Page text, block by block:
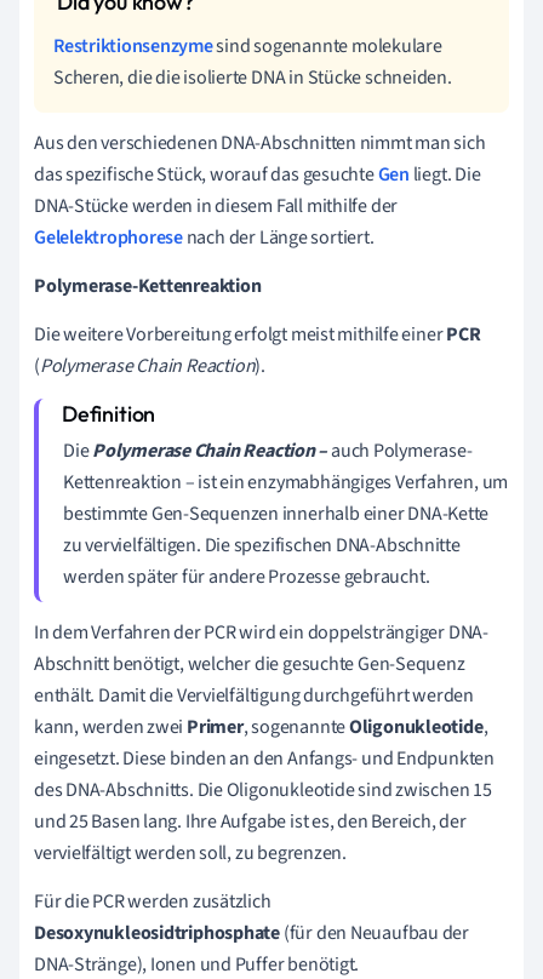
Restriktionsenzymesind sogenannte molekulare
Scheren, die die isolierte DNA in Stücke schneiden.
Aus den verschiedenen DNA-Abschnitten nimmt man sich
das spezifische Stück, worauf das gesuchteGen liegt. Die
DNA-Stücke werden in diesem Fall mithilfe der
Gelelektrophoresenach der Länge sortiert.
Polymerase-Kettenreaktion
Die weitere Vorbereitung erfolgt meist mithilfe einerPCR
(Polymerase Chain Reaction).
DiePolymerase Chain Reaction –auch Polymerase-
Kettenreaktion – ist ein enzymabhängiges Verfahren, um
bestimmte Gen-Sequenzen innerhalb einer DNA-Kette
zu vervielfältigen. Die spezifischen DNA-Abschnitte
werden später für andere Prozesse gebraucht.
In dem Verfahren der PCR wird ein doppelsträngiger DNA-
Abschnitt benötigt, welcher die gesuchte Gen-Sequenz
enthält. Damit die Vervielfältigung durchgeführt werden
kann, werden zwei Primer, sogenannteOligonukleotide,
eingesetzt. Diese binden an den Anfangs- und Endpunkten
des DNA-Abschnitts. Die Oligonukleotide sind zwischen 15
und 25 Basen lang. Ihre Aufgabe ist es, den Bereich, der
vervielfältigt werden soll, zu begrenzen.
Für die PCR werden zusätzlich
Desoxynukleosidtriphosphate(für den Neuaufbau der
DNA-Stränge), Ionen und Puffer benötigt.